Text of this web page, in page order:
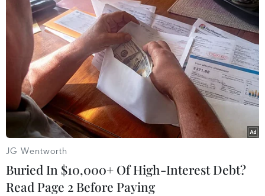
Tổng thống Pháp Hollande ngày 19/3 đã triệu tập các
bộ trưởng nội các chủ chốt và các quan chức an ninh
sau vụ bắt giữ Salah Abdeslam, nghi can đầu sỏ trong
loạt vụ tấn công khủng bố ở Paris.
JG Wentworth
Buried In $10,000+ Of High-Interest Debt?
Read Page 2 Before Paying